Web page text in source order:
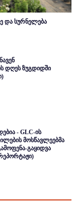
და სურნელება
დღეს ზუგდიდში
- GLC-ის
მოსწავლეებმა
გაყიდვა